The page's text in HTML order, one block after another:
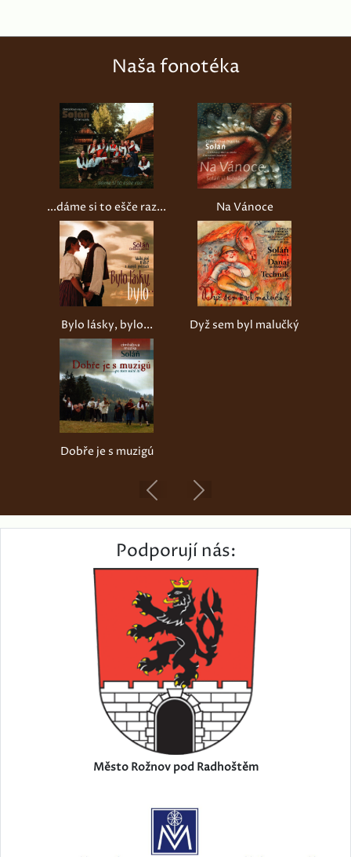
Naša fonotéka
...dáme si to ešče raz... Na Vánoce
Bylo lásky, bylo... Dyž sem byl malučký
Dobře je s muzigú
Previous
Podporují nás:
Město Rožnov pod Radhoštěm